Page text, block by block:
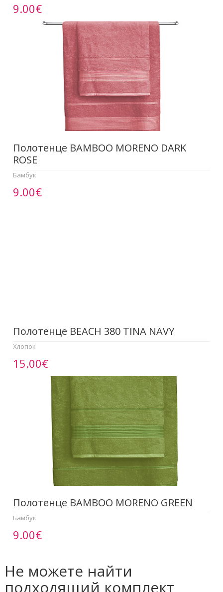
9.00€
Полотенце BAMBOO MORENO DARK
ROSE
Бамбук
9.00€
Полотенце BEACH 380 TINA NAVY
Хлопок
15.00€
Полотенце BAMBOO MORENO GREEN
Бамбук
9.00€
Не можете найти
подходящий комплект